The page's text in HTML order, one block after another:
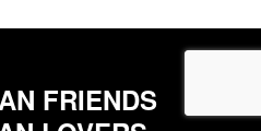
FRIENDS